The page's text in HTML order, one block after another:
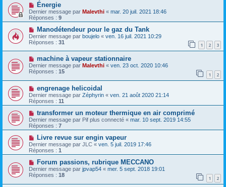
Énergie
Dernier message par Malevthi « mar. 20 juil. 2021 18:46
Réponses : 9
Manodétendeur pour le gaz du Tank
Dernier message par boujelo « ven. 16 juil. 2021 10:29
Réponses : 31 1 2 3
machine à vapeur stationnaire
Dernier message par Malevthi « ven. 23 oct. 2020 10:46
Réponses : 15 1 2
engrenage helicoidal
Dernier message par Zéphyrin « ven. 21 août 2020 21:14
Réponses : 11
transformer un moteur thermique en air comprimé
Dernier message par Pif plus connecté « mar. 10 sept. 2019 14:55
Réponses : 7
Livre revue sur engin vapeur
Dernier message par JLC « ven. 5 juil. 2019 17:46
Réponses : 1
Forum passions, rubrique MECCANO
Dernier message par jpvap54 « mer. 5 sept. 2018 19:01
Réponses : 18 1 2